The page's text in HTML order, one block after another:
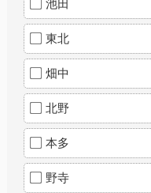
池田
東北
畑中
北野
本多
野寺